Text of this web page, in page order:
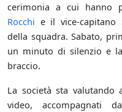
cerimonia a cui hanno
Rocchi e il vice-capitano
della squadra. Sabato,
un minuto di silenzio e
braccio.
La società sta
video, accompagnati